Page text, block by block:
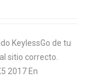
KeylessGo de tu
sitio correcto.
2017 En